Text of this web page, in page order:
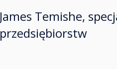
James Temishe,
przedsiębiorstw